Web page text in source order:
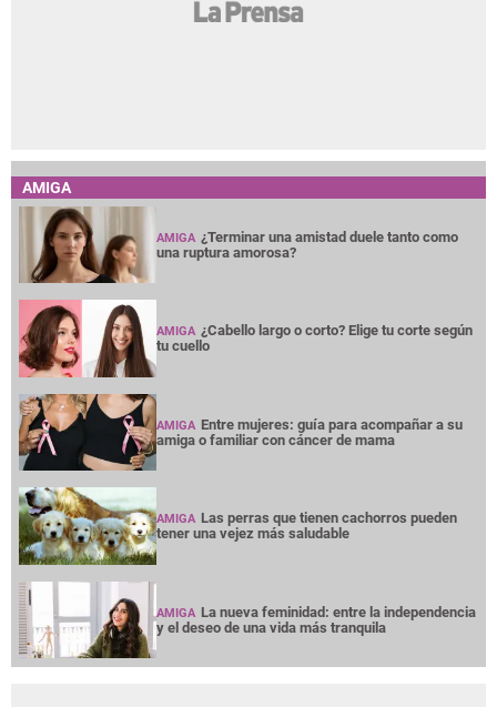
AMIGA
AMIGA ¿Terminar una amistad duele tanto como
una ruptura amorosa?
AMIGA ¿Cabello largo o corto? Elige tu corte según
tu cuello
AMIGA Entre mujeres: guía para acompañar a su
amiga o familiar con cáncer de mama
AMIGA Las perras que tienen cachorros pueden
tener una vejez más saludable
AMIGA La nueva feminidad: entre la independencia
y el deseo de una vida más tranquila